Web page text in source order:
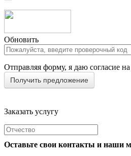
Обновить
Отправляя форму, я даю согласие
Заказать услугу
Оставьте свои контакты и наши